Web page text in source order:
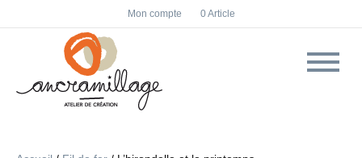
F
a
c
I
n
s
Mon compte 0 Article